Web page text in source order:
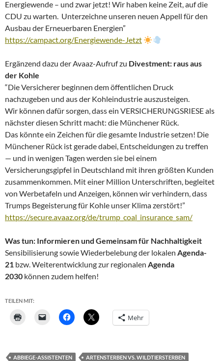
Energiewende – und zwar jetzt! Wir haben keine Zeit, auf die
CDU zu warten. Unterzeichne unseren neuen Appell für den
Ausbau der Erneuerbaren Energien”
https://campact.org/Energiewende-Jetzt
Ergänzend dazu der Avaaz-Aufruf zu Divestment: raus aus
der Kohle
“Die Versicherer beginnen dem öffentlichen Druck
nachzugeben und aus der Kohleindustrie auszusteigen.
Wir können dafür sorgen, dass ein VERSICHERUNGSRIESE als
nächster diesen Schritt macht: die Münchener Rück.
Das könnte ein Zeichen für die gesamte Industrie setzen! Die
Münchener Rück ist gerade dabei, Entscheidungen zu treffen
— und in wenigen Tagen werden sie bei einem
Versicherungsgipfel in Deutschland mit ihren größten Kunden
zusammenkommen. Mit einer Million Unterschriften, begleitet
von Werbetafeln und Anzeigen, können wir verhindern, dass
Trumps Begeisterung für Kohle unser Klima zerstört!”
https://secure.avaaz.org/de/trump_coal_insurance_sam/
Was tun: Informieren und Gemeinsam für Nachhaltigkeit
Sensibilisierung sowie Wiederbelebung der lokalen Agenda-
21 bzw. Weiterentwicklung zur regionalen Agenda
2030 können zudem helfen!
TEILEN MIT:
Mehr
ABBIEGE-ASSISTENTEN
ARTENSTERBEN VS. WILDTIERSTERBEN